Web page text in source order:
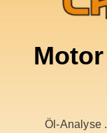
Öl-Analyse